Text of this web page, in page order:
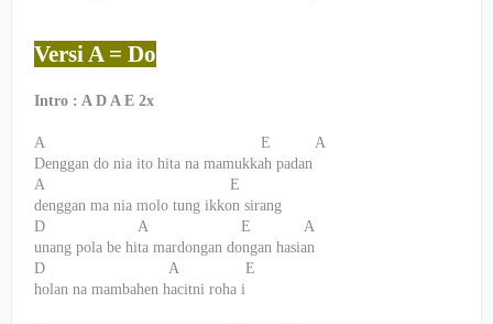
Versi A = Do
Intro : A D A E 2x
A E
A
Denggan do nia ito hita na mamukkah padan
A
E
denggan ma nia molo tung ikkon sirang
D
A E
A
unang pola be hita mardongan dongan hasian
D
A
E
holan na mambahen hacitni roha i